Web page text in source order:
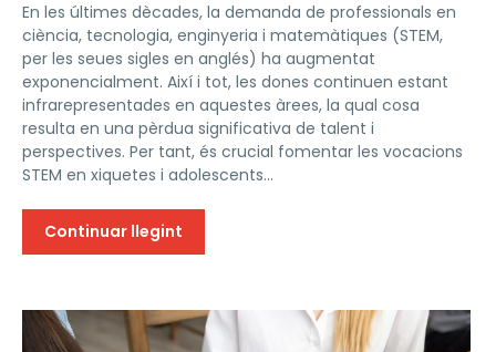
En les últimes dècades, la demanda de professionals en
ciència, tecnologia, enginyeria i matemàtiques (STEM,
per les seues sigles en anglés) ha augmentat
exponencialment. Així i tot, les dones continuen estant
infrarepresentades en aquestes àrees, la qual cosa
resulta en una pèrdua significativa de talent i
perspectives. Per tant, és crucial fomentar les vocacions
STEM en xiquetes i adolescents...
Continuar llegint